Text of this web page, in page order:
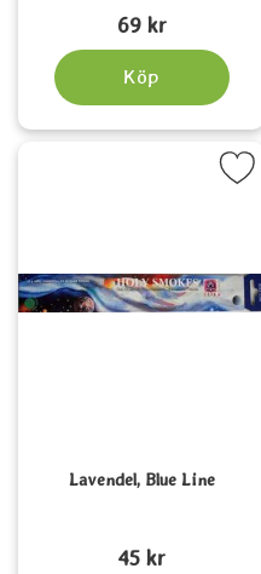
69 kr
Köp
Lavendel, Blue Line
45 kr
Markera lavendel,